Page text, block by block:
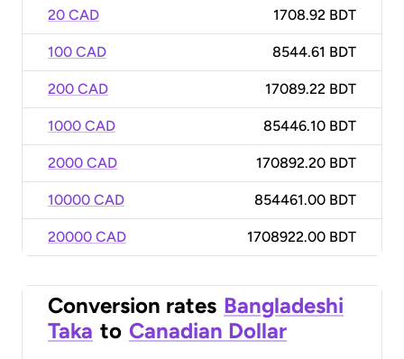
20 CAD 1708.92 BDT
100 CAD 8544.61 BDT
200 CAD 17089.22 BDT
1000 CAD 85446.10 BDT
2000 CAD 170892.20 BDT
10000 CAD 854461.00 BDT
20000 CAD 1708922.00 BDT
Conversion rates Bangladeshi
Taka to Canadian Dollar